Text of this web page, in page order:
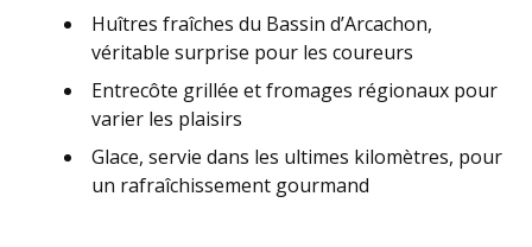
Huîtres fraîches du Bassin d’Arcachon,
véritable surprise pour les coureurs
Entrecôte grillée et fromages régionaux pour
varier les plaisirs
Glace, servie dans les ultimes kilomètres, pour
un rafraîchissement gourmand